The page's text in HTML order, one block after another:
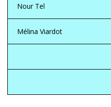
Nour Tel
Mélina Viardot